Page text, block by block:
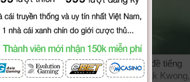
Ngay Cuoi được thuyết minh, phụ đề tiếng
tham gia của các diễn viên: Sirilak Kwong,